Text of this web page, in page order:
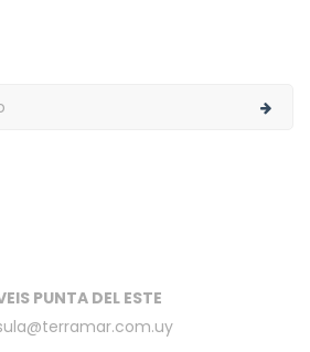
PUNTA DEL ESTE